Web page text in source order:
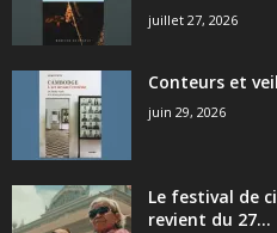
juillet 27, 2026
Conteurs et
juin 29, 2026
Le festival de
revient du 27...